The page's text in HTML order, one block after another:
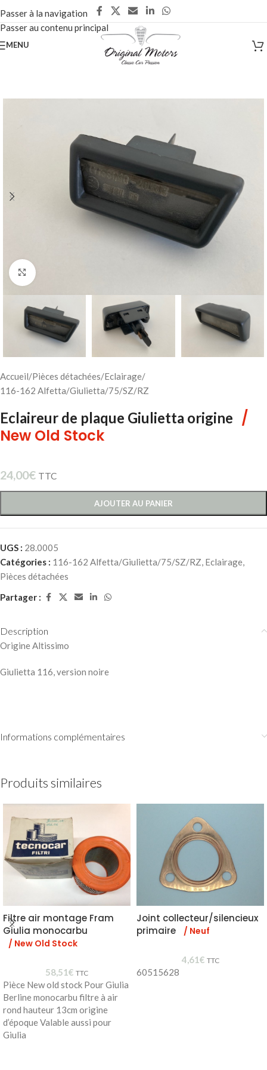
Passer à la navigation
Passer au contenu principal
MENU
Cliquez pour agrandir
Accueil/Pièces détachées/Eclairage/
116-162 Alfetta/Giulietta/75/SZ/RZ
Eclaireur de plaque Giulietta origine /
New Old Stock
24,00€ TTC
AJOUTER AU PANIER
UGS : 28.0005
Catégories : 116-162 Alfetta/Giulietta/75/SZ/RZ, Eclairage,
Pièces détachées
Partager :
Description
Origine Altissimo
Giulietta 116, version noire
Informations complémentaires
Produits similaires
Filtre air montage Fram
Giulia monocarbu
/ New Old Stock
58,51€ TTC
Pièce New old stock Pour Giulia
Berline monocarbu filtre à air
rond hauteur 13cm origine
d’époque Valable aussi pour
Giulia
Joint collecteur/silencieux
primaire
/ Neuf
4,61€ TTC
60515628